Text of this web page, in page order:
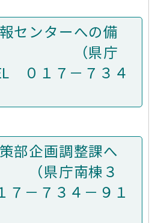
センターへの備
県庁
０１７－７３４
部企画調整課へ
県庁南棟３
－７３４－９１